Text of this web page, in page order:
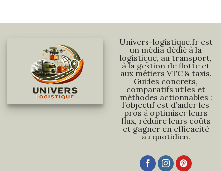
Univers-logistique.fr est
un média dédié à la
logistique, au transport,
à la gestion de flotte et
aux métiers VTC & taxis.
Guides concrets,
comparatifs utiles et
méthodes actionnables :
l’objectif est d’aider les
pros à optimiser leurs
flux, réduire leurs coûts
et gagner en efficacité
au quotidien.